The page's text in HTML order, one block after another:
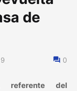
de
0
referente del